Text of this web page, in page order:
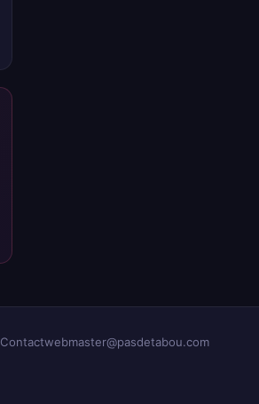
Contactwebmaster@pasdetabou.com